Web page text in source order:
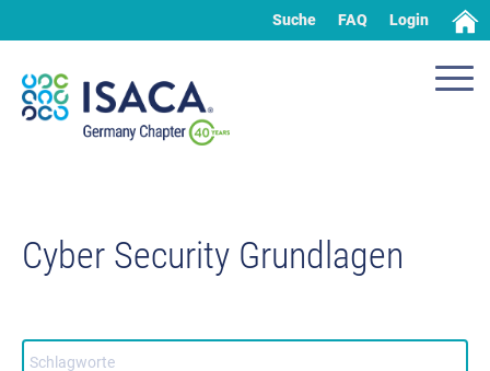
Suche FAQ Login
Cyber Security Grundlagen